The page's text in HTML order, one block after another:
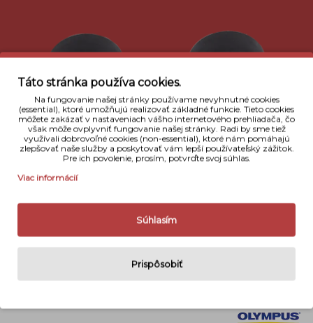
Táto stránka používa cookies.
Na fungovanie našej stránky používame nevyhnutné cookies
(essential), ktoré umožňujú realizovať základné funkcie. Tieto cookies
môžete zakázať v nastaveniach vášho internetového prehliadača, čo
však môže ovplyvniť fungovanie našej stránky. Radi by sme tiež
využívali dobrovoľné cookies (non-essential), ktoré nám pomáhajú
zlepšovať naše služby a poskytovať vám lepší používateľský zážitok.
Pre ich povolenie, prosím, potvrďte svoj súhlas.
Viac informácií
Súhlasím
Prispôsobiť